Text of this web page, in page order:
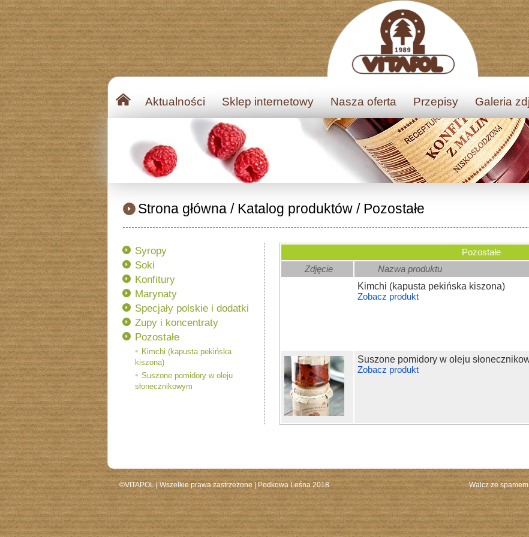
Aktualności Sklep internetowy Nasza oferta Przepisy Galeria
Strona główna/ Katalog produktów/ Pozostałe
Syropy
Soki
Konfitury
Marynaty
Specjały polskie i dodatki
Zupy i koncentraty
Pozostałe
Kimchi (kapusta pekińska
kiszona)
Suszone pomidory w oleju
słonecznikowym
Pozostałe
Zdjęcie
Nazwa produktu
Kimchi (kapusta pekińska kiszona)
Zobacz produkt
Suszone pomidory w oleju
Zobacz produkt
©VITAPOL |Wszelkie prawa zastrzeżone| Podkowa Leśna 2018 Walcz ze